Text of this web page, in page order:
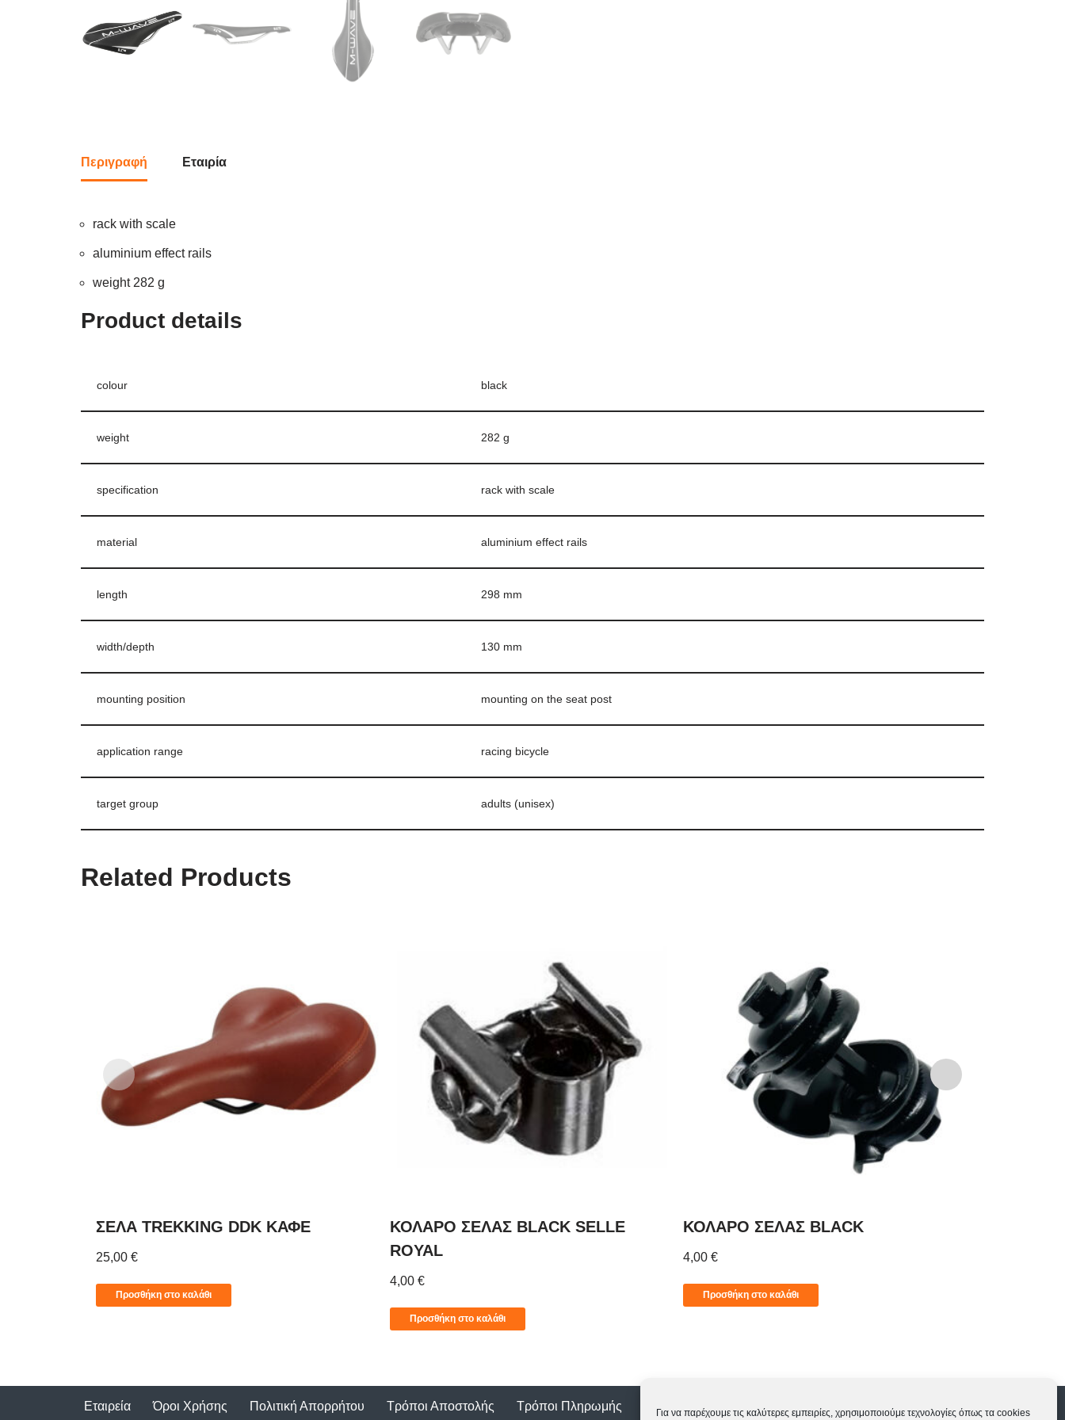
Για να παρέχουμε τις καλύτερες εμπειρίες, χρησιμοποιούμε τεχνολογίες όπως τα cookies
Περιγραφή Εταιρία
rack with scale
aluminium effect rails
weight 282 g
Product details
colour black
weight 282 g
specification rack with scale
material aluminium effect rails
length 298 mm
width/depth 130 mm
mounting position mounting on the seat post
application range racing bicycle
target group adults (unisex)
Related Products
ΣΕΛΑ TREKKING DDK ΚΑΦΕ
25,00€
Προσθήκη στο καλάθι
ΚΟΛΑΡΟ ΣΕΛΑΣ BLACK SELLE
ROYAL
4,00 €
Προσθήκη στο καλάθι
ΚΟΛΑΡΟ ΣΕΛΑΣ BLACK
4,00€
Προσθήκη στο καλάθι
Εταιρεία Όροι Χρήσης Πολιτική Απορρήτου Τρόποι Αποστολής Τρόποι Πληρωμής Επιστροφές Εγγύηση ποδηλάτων